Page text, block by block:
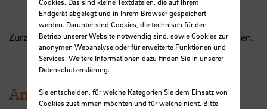
Zurzeit können wir leider keine Veranstaltungen anzeigen.
Angebote des Sprachenzentrums
Cookies. Das sind kleine Textdateien, die auf Ihrem
Endgerät abgelegt und in Ihrem Browser gespeichert
werden. Darunter sind Cookies, die technisch für den
Betrieb unserer Website notwendig sind, sowie Cookies zur
anonymen Webanalyse oder für erweiterte Funktionen und
Services. Weitere Informationen dazu finden Sie in unserer
Datenschutzerklärung.
Sie entscheiden, für welche Kategorien Sie dem Einsatz von
Cookies zustimmen möchten und für welche nicht. Bitte